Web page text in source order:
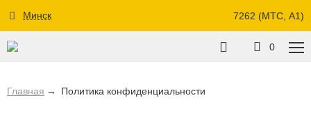
Минск 7262 (МТС, A1)
0
Главная Политика конфиденциальности